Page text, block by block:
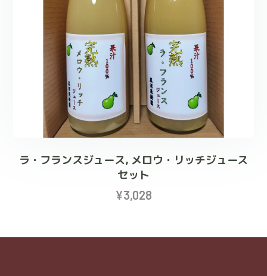
ラ・フランスジュース, メロウ・リッチジュース
セット
¥3,028